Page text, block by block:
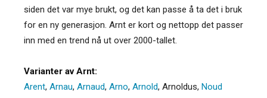
siden det var mye brukt, og det kan passe å ta det i bruk
for en ny generasjon. Arnt er kort og nettopp det passer
inn med en trend nå ut over 2000-tallet.
Varianter av Arnt:
Arent, Arnau, Arnaud, Arno, Arnold, Arnoldus, Noud